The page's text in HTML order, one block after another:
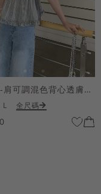
兩件式-肩可調混色背心透膚上衣套組
L 全尺碼